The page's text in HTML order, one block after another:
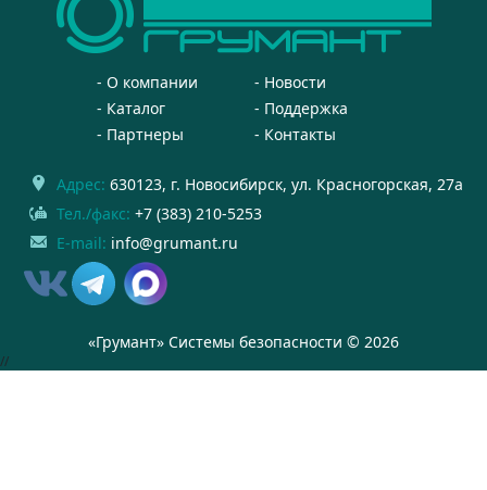
О компании
Новости
Каталог
Поддержка
Партнеры
Контакты
Адрес: 630123, г. Новосибирск, ул. Красногорская, 27а
Тел./факс: +7 (383) 210-5253
E-mail: info@grumant.ru
«Грумант» Системы безопасности © 2026
//